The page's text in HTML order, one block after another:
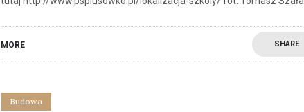
MORE SHARE
Budowa